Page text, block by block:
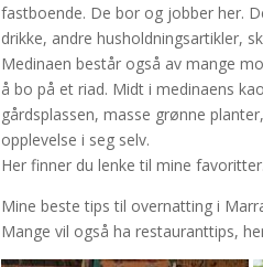
fastboende. De bor og jobber her.
drikke, andre husholdningsartikler,
Medinaen består også av mange
å bo på et riad. Midt i medinaens
gårdsplassen, masse grønne
opplevelse i seg selv.
Her finner du lenke til mine favoritter.
Mine beste tips til overnatting i
Mange vil også ha restauranttips,